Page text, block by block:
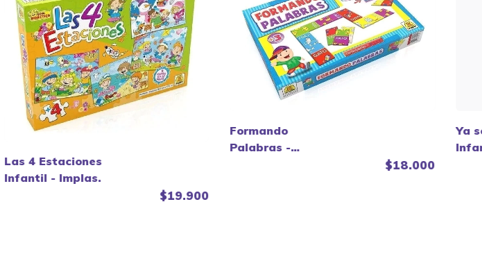
Las 4 Estaciones
Infantil - Implas.
$19.900
Formando
Palabras -
$18.000
Ya